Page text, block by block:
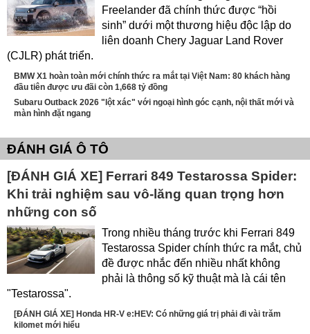
Freelander đã chính thức được “hồi
sinh” dưới một thương hiệu độc lập do
liên doanh Chery Jaguar Land Rover
(CJLR) phát triển.
BMW X1 hoàn toàn mới chính thức ra mắt tại Việt Nam: 80 khách hàng
đầu tiên được ưu đãi còn 1,668 tỷ đồng
Subaru Outback 2026 "lột xác" với ngoại hình góc cạnh, nội thất mới và
màn hình đặt ngang
ĐÁNH GIÁ Ô TÔ
[ĐÁNH GIÁ XE] Ferrari 849 Testarossa Spider:
Khi trải nghiệm sau vô-lăng quan trọng hơn
những con số
Trong nhiều tháng trước khi Ferrari 849
Testarossa Spider chính thức ra mắt, chủ
đề được nhắc đến nhiều nhất không
phải là thông số kỹ thuật mà là cái tên
"Testarossa".
[ĐÁNH GIÁ XE] Honda HR-V e:HEV: Có những giá trị phải đi vài trăm
kilomet mới hiểu